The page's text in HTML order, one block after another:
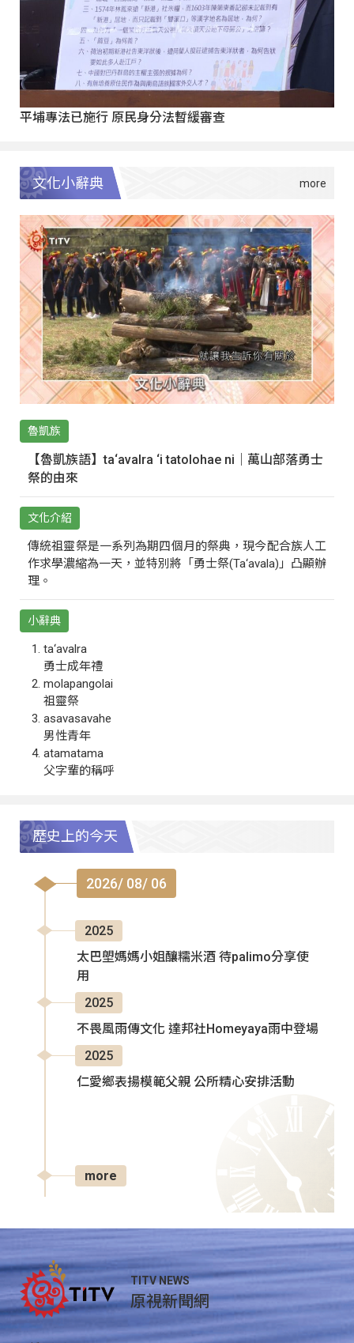
平埔專法已施行 原民身分法暫緩審查
文化小辭典
魯凱族
【魯凱族語】ta‘avalra ‘i tatolohae ni｜萬山部落勇士
祭的由來
文化介紹
傳統祖靈祭是一系列為期四個月的祭典，現今配合族人工
作求學濃縮為一天，並特別將「勇士祭(Ta‘avala)」凸顯辦
理。
小辭典
ta‘avalra
勇士成年禮
molapangolai
祖靈祭
asavasavahe
男性青年
atamatama
父字輩的稱呼
歷史上的今天
2026/ 08/ 06
2025
太巴塱媽媽小姐釀糯米酒 待palimo分享使
用
2025
不畏風雨傳文化 達邦社Homeyaya雨中登場
2025
仁愛鄉表揚模範父親 公所精心安排活動
more
TITV NEWS
原視新聞網